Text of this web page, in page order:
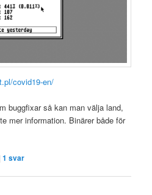
covid19-en/
buggfixar så kan man välja land,
mer information. Binärer både för
|1 svar